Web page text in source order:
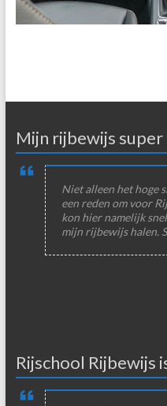
Mijn rijbewijs super
Niet alleen het hoge
een reden om voor
kon hier namelijk
mijn rijbewijs halen.
Rijschool Rijbewijs